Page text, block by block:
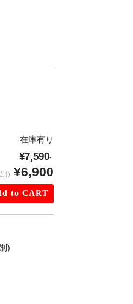
在庫有り
¥7,590-
） ¥6,900
)